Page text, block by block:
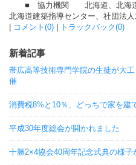
■ 協力機関 北海道、北海道立
北海道建築指導センター、社団法
コメント(0) トラックバック(0)
新着記事
帯広高等技術専門学院の生徒が大
催
消費税8%と10％、どっちで家を建
平成30年度総会が開かれました
十勝2×4協会40周年記念式典の様